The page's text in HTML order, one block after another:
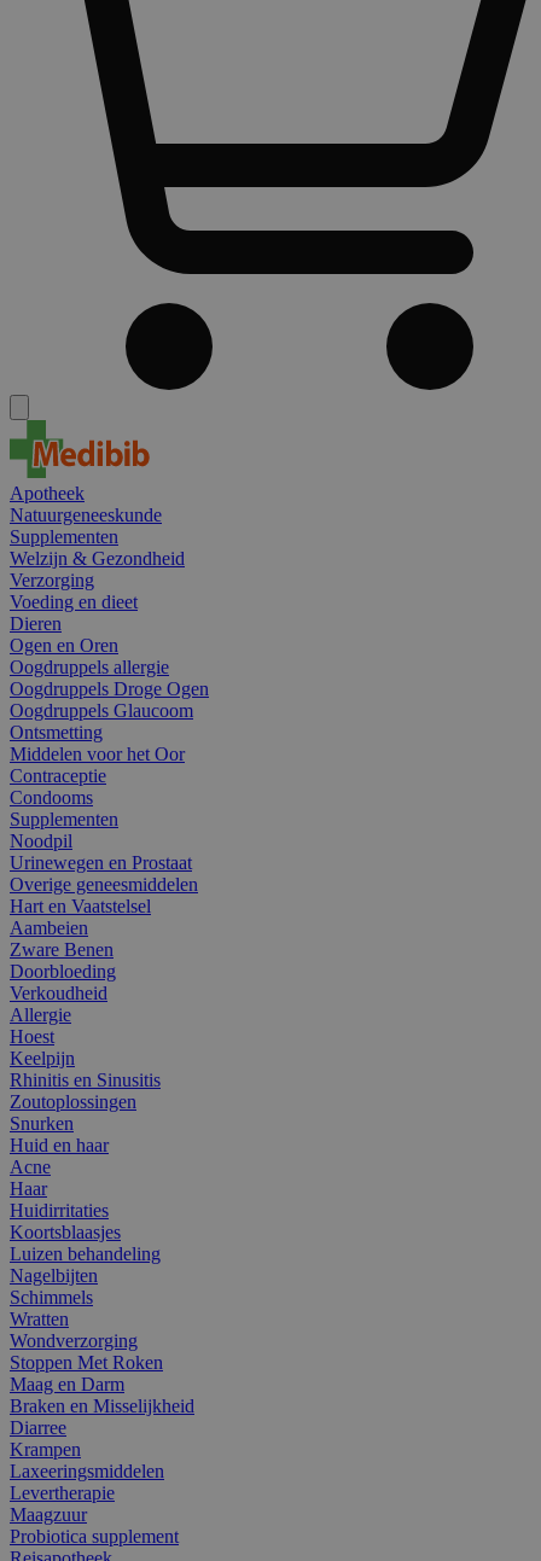
Apotheek
Natuurgeneeskunde
Supplementen
Welzijn & Gezondheid
Verzorging
Voeding en dieet
Dieren
Ogen en Oren
Oogdruppels allergie
Oogdruppels Droge Ogen
Oogdruppels Glaucoom
Ontsmetting
Middelen voor het Oor
Contraceptie
Condooms
Supplementen
Noodpil
Urinewegen en Prostaat
Overige geneesmiddelen
Hart en Vaatstelsel
Aambeien
Zware Benen
Doorbloeding
Verkoudheid
Allergie
Hoest
Keelpijn
Rhinitis en Sinusitis
Zoutoplossingen
Snurken
Huid en haar
Acne
Haar
Huidirritaties
Koortsblaasjes
Luizen behandeling
Nagelbijten
Schimmels
Wratten
Wondverzorging
Stoppen Met Roken
Maag en Darm
Braken en Misselijkheid
Diarree
Krampen
Laxeeringsmiddelen
Levertherapie
Maagzuur
Probiotica supplement